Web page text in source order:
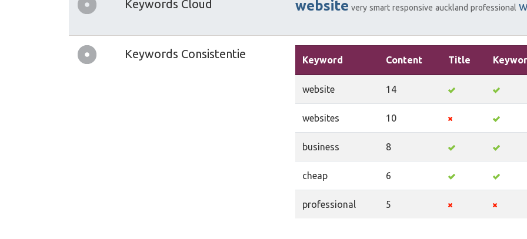
Keywords Cloud website very smart responsive auckland professional
Keywords Consistentie Keyword Content Title
website 14
websites 10
business 8
cheap 6
professional 5